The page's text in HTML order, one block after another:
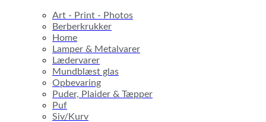
Art - Print - Photos
Berberkrukker
Home
Lamper & Metalvarer
Lædervarer
Mundblæst glas
Opbevaring
Puder, Plaider & Tæpper
Puf
Siv/Kurv